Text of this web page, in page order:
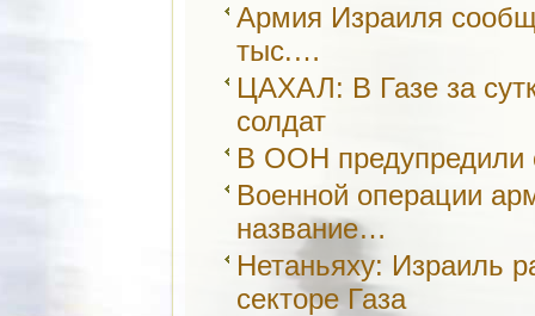
Армия Израиля
тыс.…
ЦАХАЛ: В Газе за
солдат
В ООН предупредили
Военной операции
название…
Нетаньяху: Израиль
секторе Газа